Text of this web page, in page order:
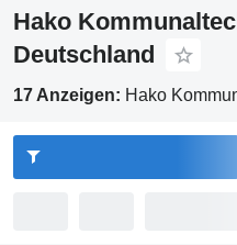
Hako
Deutschland
17 Anzeigen: Hako